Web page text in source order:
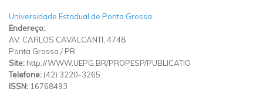
Universidade Estadual de Ponta Grossa
Endereço:
AV. CARLOS CAVALCANTI, 4748
Ponta Grossa / PR
Site: http://WWW.UEPG.BR/PROPESP/PUBLICATIO
Telefone: (42) 3220-3265
ISSN: 16768493